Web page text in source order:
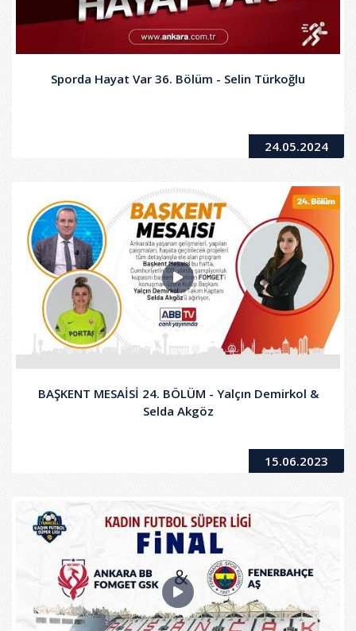
Sporda Hayat Var 36. Bölüm - Selin Türkoğlu
24.05.2024
BAŞKENT MESAİSİ 24. BÖLÜM - Yalçın Demirkol &
Selda Akgöz
15.06.2023